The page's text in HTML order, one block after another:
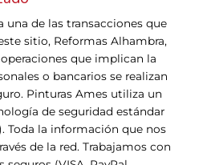
una de las transacciones que
sitio, Reformas Alhambra,
operaciones que implican la
o bancarios se realizan
Pinturas Ames utiliza un
de seguridad estándar
Toda la información que nos
de la red. Trabajamos con